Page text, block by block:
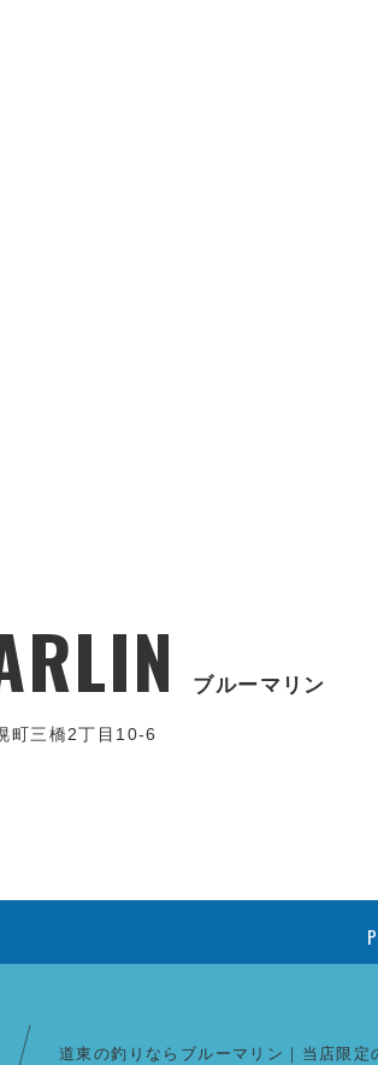
ブルーマリン
町三橋2丁目10-6
道東の釣りならブルーマリン｜当店限定